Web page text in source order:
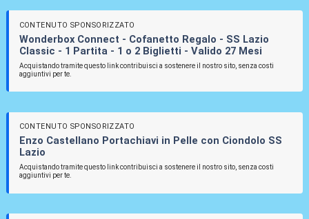
CONTENUTO SPONSORIZZATO
Wonderbox Connect - Cofanetto Regalo - SS Lazio
Classic - 1 Partita - 1 o 2 Biglietti - Valido 27 Mesi
Acquistando tramite questo link contribuisci a sostenere il nostro sito, senza costi
aggiuntivi per te.
CONTENUTO SPONSORIZZATO
Enzo Castellano Portachiavi in Pelle con Ciondolo SS
Lazio
Acquistando tramite questo link contribuisci a sostenere il nostro sito, senza costi
aggiuntivi per te.